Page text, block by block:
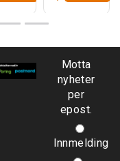
Motta
nyheter
per
epost.
Innmelding